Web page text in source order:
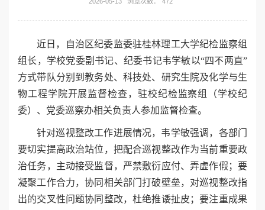
近⽇，⾃治区纪委监委驻桂林理⼯⼤学纪检监察组
组⻓，学校党委副书记、纪委书记⻙学敏以“四不两直”
⽅式带队分别到教务处、科技处、研究⽣院及化学与⽣
物⼯程学院开展监督检查，驻校纪检监察组（学校纪
委）、党委巡察办相关负责⼈参加监督检查。
针对巡视整改⼯作进展情况，⻙学敏强调，各部⻔
要切实提⾼政治站位，把配合巡视整改作为当前重要政
治任务，主动接受监督，严禁敷衍应付、弄虚作假；要
凝聚⼯作合⼒，协同相关部⻔打破壁垒，对巡视整改指
出的交叉性问题协同整改，杜绝推诿扯⽪；要注重成果